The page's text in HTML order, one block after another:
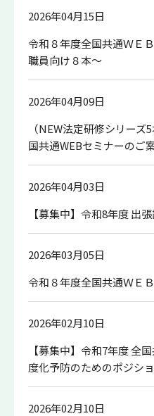
2026年04月15日
令和８年度全国共通ＷＥ
職員向け８本～
2026年04月09日
（NEW法定研修シリ
国共通WEBセミナーのご
2026年04月03日
【募集中】令和8年度 出
2026年03月05日
令和８年度全国共通ＷＥ
2026年02月10日
【募集中】令和7年度 全
度化予防のためのポジシ
2026年02月10日